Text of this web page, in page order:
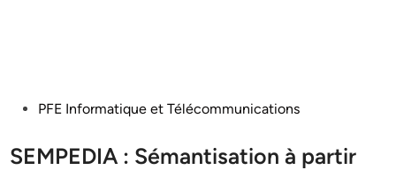
PostedPFE Informatique et Télécommunications
SEMPEDIA : Sémantisation à partir